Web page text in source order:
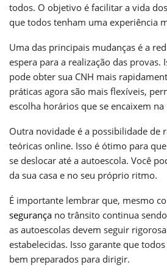
todos. O objetivo é facilitar a vida
que todos tenham uma experiência
Uma das principais mudanças é a
espera para a realização das provas.
pode obter sua CNH mais
práticas agora são mais flexíveis,
escolha horários que se encaixem
Outra novidade é a possibilidade de
teóricas online. Isso é ótimo para
se deslocar até a autoescola. Você
da sua casa e no seu próprio ritmo.
É importante lembrar que, mesmo
segurança no trânsito continua
as autoescolas devem seguir
estabelecidas. Isso garante que
bem preparados para dirigir.